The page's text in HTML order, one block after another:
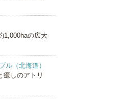
1,000haの広大
ル（北海道）
癒しのアトリ